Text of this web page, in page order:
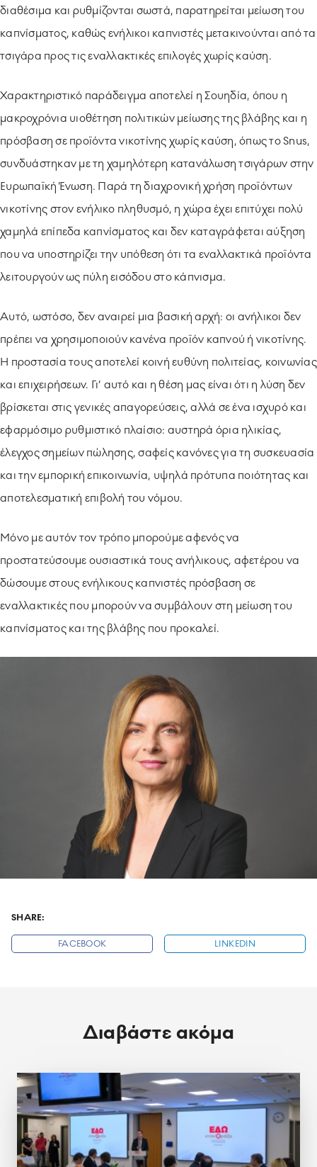
διαθέσιμα και ρυθμίζονται σωστά, παρατηρείται μείωση του
καπνίσματος, καθώς ενήλικοι καπνιστές μετακινούνται από τα
τσιγάρα προς τις εναλλακτικές επιλογές χωρίς καύση.
Χαρακτηριστικό παράδειγμα αποτελεί η Σουηδία, όπου η
μακροχρόνια υιοθέτηση πολιτικών μείωσης της βλάβης και η
πρόσβαση σε προϊόντα νικοτίνης χωρίς καύση, όπως το Snus,
συνδυάστηκαν με τη χαμηλότερη κατανάλωση τσιγάρων στην
Ευρωπαϊκή Ένωση. Παρά τη διαχρονική χρήση προϊόντων
νικοτίνης στον ενήλικο πληθυσμό, η χώρα έχει επιτύχει πολύ
χαμηλά επίπεδα καπνίσματος και δεν καταγράφεται αύξηση
που να υποστηρίζει την υπόθεση ότι τα εναλλακτικά προϊόντα
λειτουργούν ως πύλη εισόδου στο κάπνισμα.
Αυτό, ωστόσο, δεν αναιρεί μια βασική αρχή: οι ανήλικοι δεν
πρέπει να χρησιμοποιούν κανένα προϊόν καπνού ή νικοτίνης.
Η προστασία τους αποτελεί κοινή ευθύνη πολιτείας, κοινωνίας
και επιχειρήσεων. Γι’ αυτό και η θέση μας είναι ότι η λύση δεν
βρίσκεται στις γενικές απαγορεύσεις, αλλά σε ένα ισχυρό και
εφαρμόσιμο ρυθμιστικό πλαίσιο: αυστηρά όρια ηλικίας,
έλεγχος σημείων πώλησης, σαφείς κανόνες για τη συσκευασία
και την εμπορική επικοινωνία, υψηλά πρότυπα ποιότητας και
αποτελεσματική επιβολή του νόμου.
Μόνο με αυτόν τον τρόπο μπορούμε αφενός να
προστατεύσουμε ουσιαστικά τους ανήλικους, αφετέρου να
δώσουμε στους ενήλικους καπνιστές πρόσβαση σε
εναλλακτικές που μπορούν να συμβάλουν στη μείωση του
καπνίσματος και της βλάβης που προκαλεί.
SHARE:
FACEBOOK LINKEDIN
Διαβάστε ακόμα